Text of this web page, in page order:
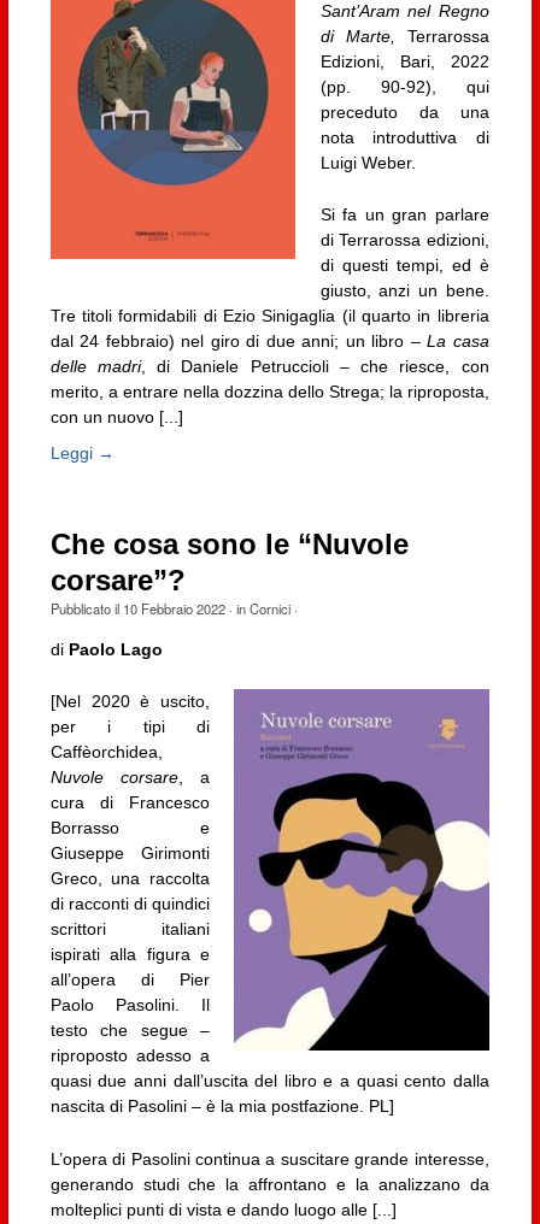
Sant’Aram nel Regno
di Marte, Terrarossa
Edizioni, Bari, 2022
(pp. 90-92), qui
preceduto da una
nota introduttiva di
Luigi Weber.
Si fa un gran parlare
di Terrarossa edizioni,
di questi tempi, ed è
giusto, anzi un bene.
Tre titoli formidabili di Ezio Sinigaglia (il quarto in libreria
dal 24 febbraio) nel giro di due anni; un libro –La casa
delle madri, di Daniele Petruccioli – che riesce, con
merito, a entrare nella dozzina dello Strega; la riproposta,
con un nuovo [...]
Leggi →
Che cosa sono le “Nuvole
corsare”?
Pubblicato il 10 Febbraio 2022· inCornici·
di Paolo Lago
[Nel 2020 è uscito,
per i tipi di
Caffèorchidea,
Nuvole corsare, a
cura di Francesco
Borrasso e
Giuseppe Girimonti
Greco, una raccolta
di racconti di quindici
scrittori italiani
ispirati alla figura e
all’opera di Pier
Paolo Pasolini. Il
testo che segue –
riproposto adesso a
quasi due anni dall’uscita del libro e a quasi cento dalla
nascita di Pasolini – è la mia postfazione. PL]
L’opera di Pasolini continua a suscitare grande interesse,
generando studi che la affrontano e la analizzano da
molteplici punti di vista e dando luogo alle [...]